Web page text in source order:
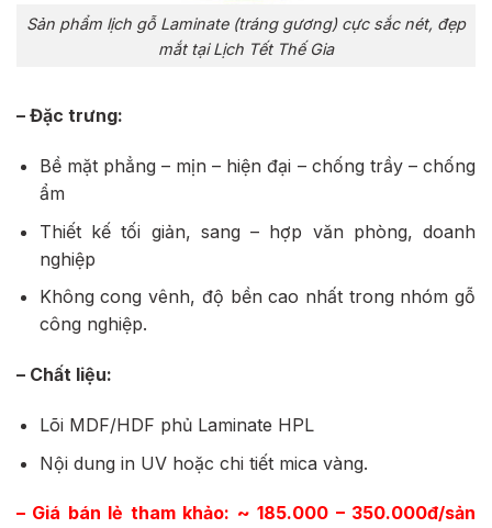
Sản phẩm lịch gỗ Laminate (tráng gương) cực sắc nét, đẹp
mắt tại Lịch Tết Thế Gia
– Đặc trưng:
Bề mặt phẳng – mịn – hiện đại – chống trầy – chống
ẩm
Thiết kế tối giản, sang – hợp văn phòng, doanh
nghiệp
Không cong vênh, độ bền cao nhất trong nhóm gỗ
công nghiệp.
– Chất liệu:
Lõi MDF/HDF phủ Laminate HPL
Nội dung in UV hoặc chi tiết mica vàng.
– Giá bán lẻ tham khảo: ~ 185.000 – 350.000đ/sản